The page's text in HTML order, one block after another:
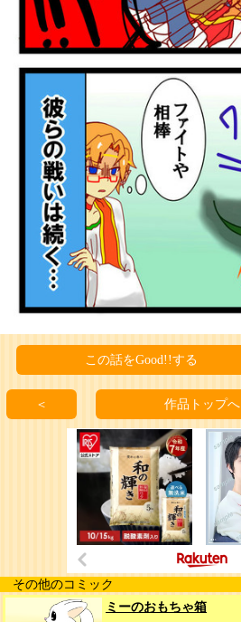
この話をGood!!する
＜ 作品トップへ
その他のコミック
ミーのおもちゃ箱